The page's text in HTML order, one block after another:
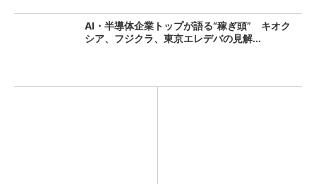
AI・半導体企業トップが語る“稼ぎ頭” キオク
シア、フジクラ、東京エレデバの見解...